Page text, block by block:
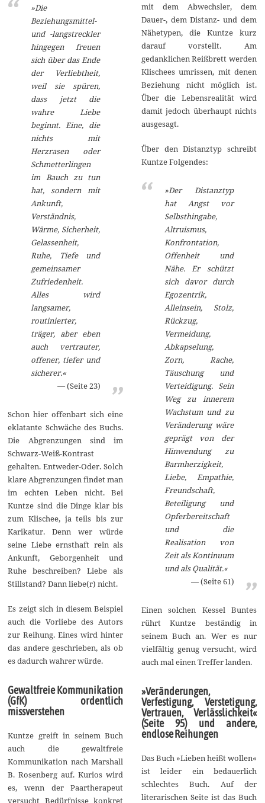
»Die
Beziehungsmittel-
und -langstreckler
hingegen freuen
sich über das Ende
der Verliebtheit,
weil sie spüren,
dass jetzt die
wahre Liebe
beginnt. Eine, die
nichts mit
Herzrasen oder
Schmetterlingen
im Bauch zu tun
hat, sondern mit
Ankunft,
Verständnis,
Wärme, Sicherheit,
Gelassenheit,
Ruhe, Tiefe und
gemeinsamer
Zufriedenheit.
Alles wird
langsamer,
routinierter,
träger, aber eben
auch vertrauter,
offener, tiefer und
sicherer.«
(Seite 23)
Schon hier offenbart sich eine
eklatante Schwäche des Buchs.
Die Abgrenzungen sind im
Schwarz-Weiß-Kontrast
gehalten. Entweder-Oder. Solch
klare Abgrenzungen findet man
im echten Leben nicht. Bei
Kuntze sind die Dinge klar bis
zum Klischee, ja teils bis zur
Karikatur. Denn wer würde
seine Liebe ernsthaft rein als
Ankunft, Geborgenheit und
Ruhe beschreiben? Liebe als
Stillstand? Dann liebe(r) nicht.
Es zeigt sich in diesem Beispiel
auch die Vorliebe des Autors
zur Reihung. Eines wird hinter
das andere geschrieben, als ob
es dadurch wahrer würde.
Gewaltfreie Kommunikation
(GfK) ordentlich
missverstehen
Kuntze greift in seinem Buch
auch die gewaltfreie
Kommunikation nach Marshall
B. Rosenberg auf. Kurios wird
es, wenn der Paartherapeut
mit dem Abwechsler, dem
Dauer-, dem Distanz- und dem
Nähetypen, die Kuntze kurz
darauf vorstellt. Am
gedanklichen Reißbrett werden
Klischees umrissen, mit denen
Beziehung nicht möglich ist.
Über die Lebensrealität wird
damit jedoch überhaupt nichts
ausgesagt.
Über den Distanztyp schreibt
Kuntze Folgendes:
»Der Distanztyp
hat Angst vor
Selbsthingabe,
Altruismus,
Konfrontation,
Offenheit und
Nähe. Er schützt
sich davor durch
Egozentrik,
Alleinsein, Stolz,
Rückzug,
Vermeidung,
Abkapselung,
Zorn, Rache,
Täuschung und
Verteidigung. Sein
Weg zu innerem
Wachstum und zu
Veränderung wäre
geprägt von der
Hinwendung zu
Barmherzigkeit,
Liebe, Empathie,
Freundschaft,
Beteiligung und
Opferbereitschaft
und die
Realisation von
Zeit als Kontinuum
und als Qualität.«
(Seite 61)
Einen solchen Kessel Buntes
rührt Kuntze beständig in
seinem Buch an. Wer es nur
vielfältig genug versucht, wird
auch mal einen Treffer landen.
»Veränderungen,
Verfestigung, Verstetigung,
Vertrauen, Verlässlichkeit«
(Seite 95) und andere,
endlose Reihungen
Das Buch »Lieben heißt wollen«
ist leider ein bedauerlich
schlechtes Buch. Auf der
literarischen Seite ist das Buch